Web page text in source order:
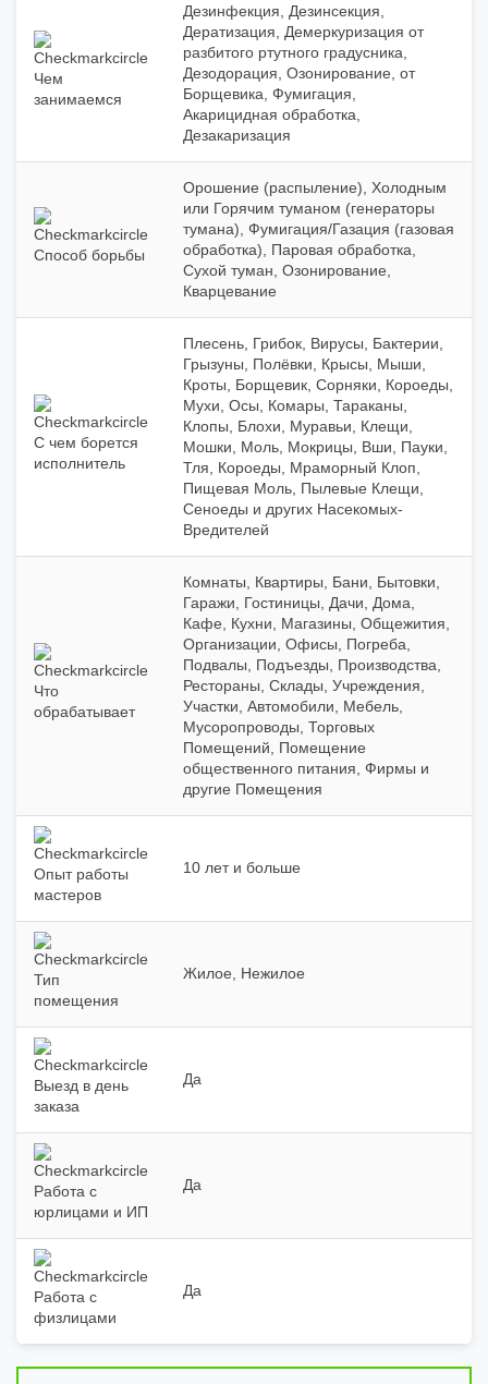
Чем
занимаемся
Дезинфекция, Дезинсекция,
Дератизация, Демеркуризация от
разбитого ртутного градусника,
Дезодорация, Озонирование, от
Борщевика, Фумигация,
Акарицидная обработка,
Дезакаризация
Способ борьбы
Орошение (распыление), Холодным
или Горячим туманом (генераторы
тумана), Фумигация/Газация (газовая
обработка), Паровая обработка,
Сухой туман, Озонирование,
Кварцевание
С чем борется
исполнитель
Плесень, Грибок, Вирусы, Бактерии,
Грызуны, Полёвки, Крысы, Мыши,
Кроты, Борщевик, Сорняки, Короеды,
Мухи, Осы, Комары, Тараканы,
Клопы, Блохи, Муравьи, Клещи,
Мошки, Моль, Мокрицы, Вши, Пауки,
Тля, Короеды, Мраморный Клоп,
Пищевая Моль, Пылевые Клещи,
Сеноеды и других Насекомых-
Вредителей
Что
обрабатывает
Комнаты, Квартиры, Бани, Бытовки,
Гаражи, Гостиницы, Дачи, Дома,
Кафе, Кухни, Магазины, Общежития,
Организации, Офисы, Погреба,
Подвалы, Подъезды, Производства,
Рестораны, Склады, Учреждения,
Участки, Автомобили, Мебель,
Мусоропроводы, Торговых
Помещений, Помещение
общественного питания, Фирмы и
другие Помещения
Опыт работы
мастеров
10 лет и больше
Тип
помещения
Жилое, Нежилое
Выезд в день
заказа
Да
Работа с
юрлицами и ИП
Да
Работа с
физлицами
Да